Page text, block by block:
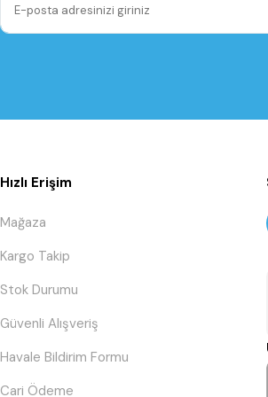
Hızlı Erişim
Mağaza
Kargo Takip
Stok Durumu
Güvenli Alışveriş
Havale Bildirim Formu
Cari Ödeme